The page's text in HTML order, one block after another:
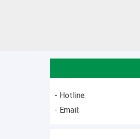
- Hotline:
- Email: